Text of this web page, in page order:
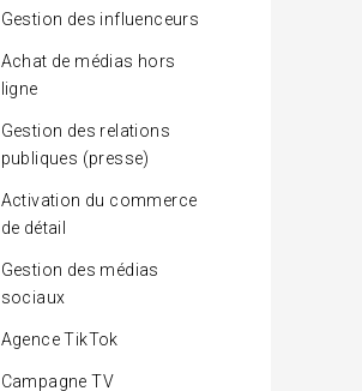
Gestion des influenceurs
Achat de médias hors
ligne
Gestion des relations
publiques (presse)
Activation du commerce
de détail
Gestion des médias
sociaux
Agence TikTok
Campagne TV